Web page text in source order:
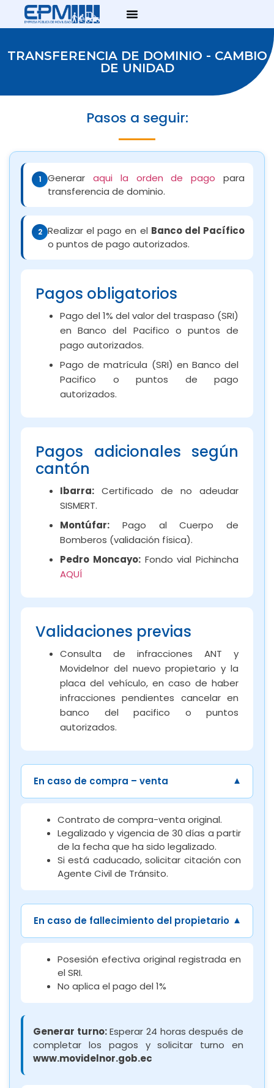
TRANSFERENCIA DE DOMINIO - CAMBIO
DE UNIDAD
Pasos a seguir:
1 Generar aqui la orden de pagopara
transferencia de dominio.
2 Realizar el pago en el Banco del Pacífico
o puntos de pago autorizados.
Pagos obligatorios
Pago del 1% del valor del traspaso (SRI)
en Banco del Pacifico o puntos de
pago autorizados.
Pago de matrícula (SRI) en Banco del
Pacifico o puntos de pago
autorizados.
Pagos adicionales según
cantón
Ibarra: Certificado de no adeudar
SISMERT.
Montúfar: Pago al Cuerpo de
Bomberos (validación física).
Pedro Moncayo:Fondo vial Pichincha
AQUÍ
Validaciones previas
Consulta de infracciones ANT y
Movidelnor del nuevo propietario y la
placa del vehículo, en caso de haber
infracciones pendientes cancelar en
banco del pacifico o puntos
autorizados.
En caso de compra – venta
Contrato de compra-venta original.
Legalizado y vigencia de 30 días a partir
de la fecha que ha sido legalizado.
Si está caducado, solicitar citación con
Agente Civil de Tránsito.
En caso de fallecimiento del propietario
Posesión efectiva original registrada en
el SRI.
No aplica el pago del 1%
Generar turno:Esperar 24 horas después de
completar los pagos y solicitar turno en
www.movidelnor.gob.ec